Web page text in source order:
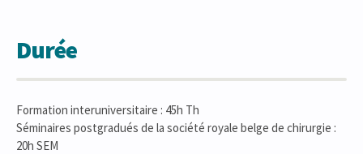
Durée
Formation interuniversitaire : 45h Th
Séminaires postgradués de la société royale belge de chirurgie :
20h SEM